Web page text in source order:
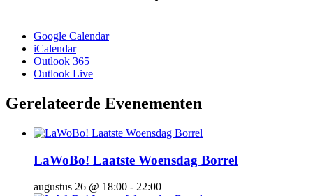
Google Calendar
iCalendar
Outlook 365
Outlook Live
Gerelateerde Evenementen
LaWoBo! Laatste Woensdag Borrel
augustus 26 @ 18:00 - 22:00